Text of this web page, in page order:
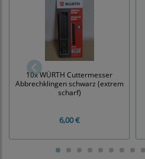
10x WÜRTH Cuttermesser
Abbrechklingen schwarz (extrem
scharf)
6,00 €